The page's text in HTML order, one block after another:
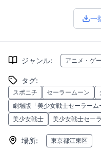
一
ジャンル: アニメ・ゲ
タグ:
スポニチ セーラームーン
劇場版「美少女戦士セーラー
美少女戦士
美少女戦士セー
場所: 東京都江東区